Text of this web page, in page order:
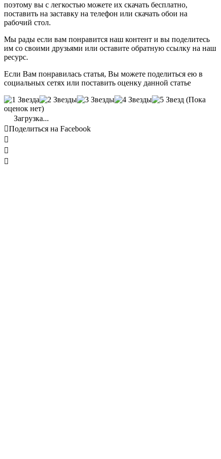
поэтому вы с легкостью можете их скачать бесплатно,
поставить на заставку на телефон или скачать обои на
рабочий стол.
Мы рады если вам понравится наш контент и вы поделитесь
им со своими друзьями или оставите обратную ссылку на наш
ресурс.
Если Вам понравилась статья, Вы можете поделиться ею в
социальных сетях или поставить оценку данной статье
(Пока
оценок нет)
Загрузка...
Поделиться на Facebook


